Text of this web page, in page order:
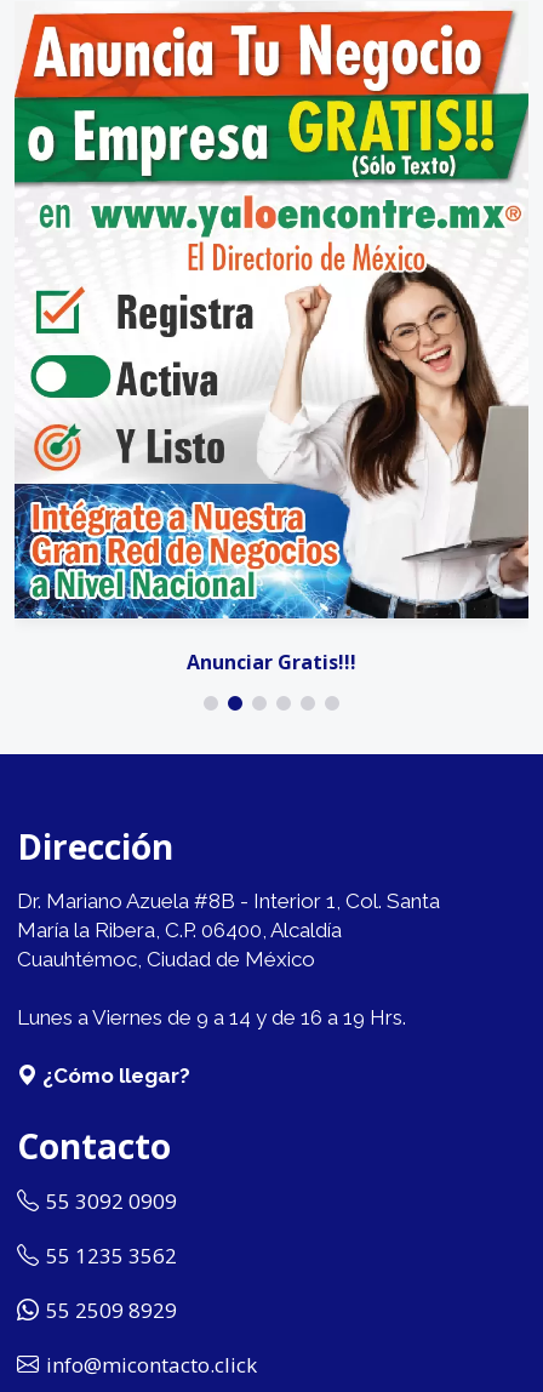
Anunciar Gratis!!!
Dirección
Dr. Mariano Azuela #8B - Interior 1, Col. Santa
María la Ribera, C.P. 06400, Alcaldía
Cuauhtémoc, Ciudad de México
Lunes a Viernes de 9 a 14 y de 16 a 19 Hrs.
¿Cómo llegar?
Contacto
55 3092 0909
55 1235 3562
55 2509 8929
info@micontacto.click